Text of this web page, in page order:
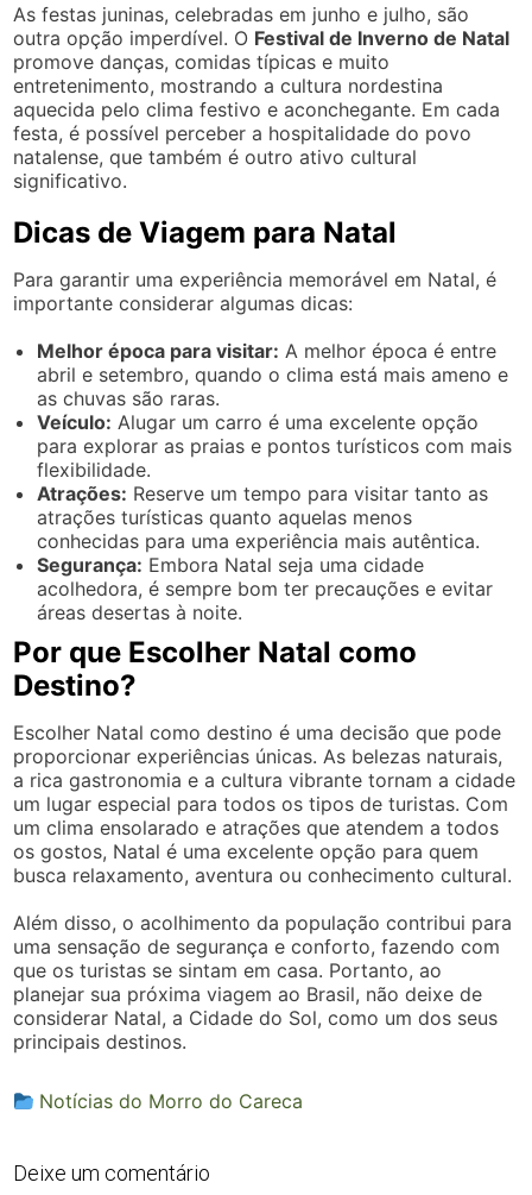
As festas juninas, celebradas em junho e julho, são
outra opção imperdível. O Festival de Inverno de Natal
promove danças, comidas típicas e muito
entretenimento, mostrando a cultura nordestina
aquecida pelo clima festivo e aconchegante. Em cada
festa, é possível perceber a hospitalidade do povo
natalense, que também é outro ativo cultural
significativo.
Dicas de Viagem para Natal
Para garantir uma experiência memorável em Natal, é
importante considerar algumas dicas:
Melhor época para visitar: A melhor época é entre
abril e setembro, quando o clima está mais ameno e
as chuvas são raras.
Veículo: Alugar um carro é uma excelente opção
para explorar as praias e pontos turísticos com mais
flexibilidade.
Atrações: Reserve um tempo para visitar tanto as
atrações turísticas quanto aquelas menos
conhecidas para uma experiência mais autêntica.
Segurança: Embora Natal seja uma cidade
acolhedora, é sempre bom ter precauções e evitar
áreas desertas à noite.
Por que Escolher Natal como
Destino?
Escolher Natal como destino é uma decisão que pode
proporcionar experiências únicas. As belezas naturais,
a rica gastronomia e a cultura vibrante tornam a cidade
um lugar especial para todos os tipos de turistas. Com
um clima ensolarado e atrações que atendem a todos
os gostos, Natal é uma excelente opção para quem
busca relaxamento, aventura ou conhecimento cultural.
Além disso, o acolhimento da população contribui para
uma sensação de segurança e conforto, fazendo com
que os turistas se sintam em casa. Portanto, ao
planejar sua próxima viagem ao Brasil, não deixe de
considerar Natal, a Cidade do Sol, como um dos seus
principais destinos.
Notícias do Morro do Careca
Deixe um comentário